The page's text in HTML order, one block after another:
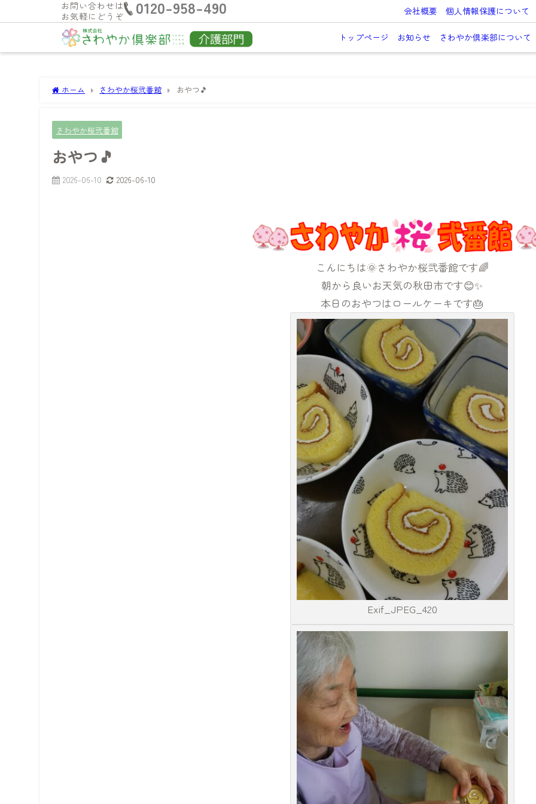
お問い合わせは
お気軽にどうぞ
0120-958-490 会社概要 個人情報保護について
トップページ お知らせ さわやか倶楽部について
ホーム さわやか桜弐番館 おやつ🎵
さわやか桜弐番館
おやつ🎵
2026-06-10 2026-06-10
こんにちは🌞さわやか桜弐番館です🌈
朝から良いお天気の秋田市です😊✨
本日のおやつはロールケーキです🎂
Exif_JPEG_420